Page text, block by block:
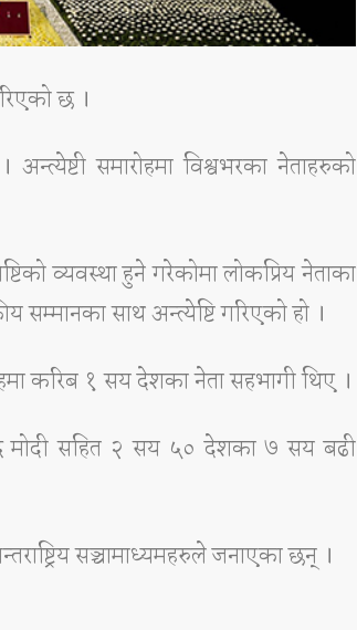
छ ।
समारोहमा विश्वभरका नेताहरुको
व्यवस्था हुने गरेकोमा लोकप्रिय नेताका
सम्मानका साथ अन्त्येष्टि गरिएको हो ।
करिब १ सय देशका नेता सहभागी थिए ।
मोदी सहित २ सय ५० देशका ७ सय बढी
सञ्चामाध्यमहरुले जनाएका छन् ।